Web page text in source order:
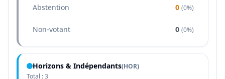
Abstention 0 (0%)
Non-votant 0 (0%)
Horizons & Indépendants(HOR)
Total :3